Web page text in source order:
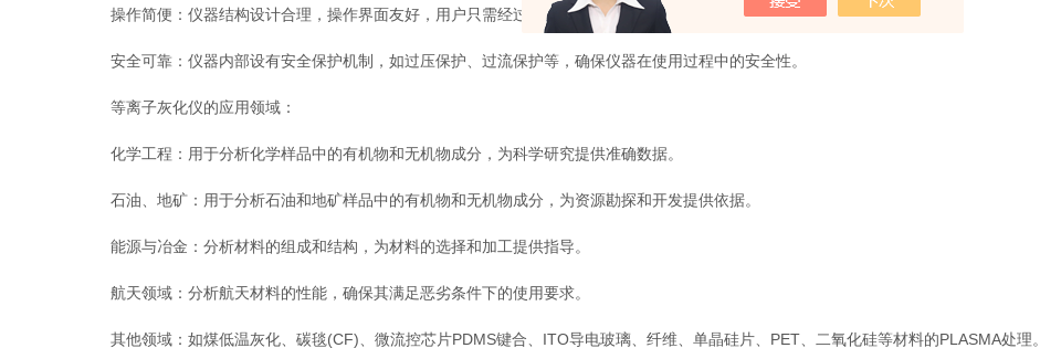
操作简便：仪器结构设计合理，操作界面友好，用户只需经过简单培训即可上手操作。
安全可靠：仪器内部设有安全保护机制，如过压保护、过流保护等，确保仪器在使用过程中的安全性。
等离子灰化仪的应用领域：
化学工程：用于分析化学样品中的有机物和无机物成分，为科学研究提供准确数据。
石油、地矿：用于分析石油和地矿样品中的有机物和无机物成分，为资源勘探和开发提供依据。
能源与冶金：分析材料的组成和结构，为材料的选择和加工提供指导。
航天领域：分析航天材料的性能，确保其满足恶劣条件下的使用要求。
其他领域：如煤低温灰化、碳毯(CF)、微流控芯片PDMS键合、ITO导电玻璃、纤维、单晶硅片、PET、二氧化硅等材料的PLASMA处理。